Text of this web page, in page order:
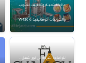
ماكينة تعبئة وتغليف الحبوب
والبقوليات أتوماتيكية W430 G
للإضاءة شركة آني نور شفق –